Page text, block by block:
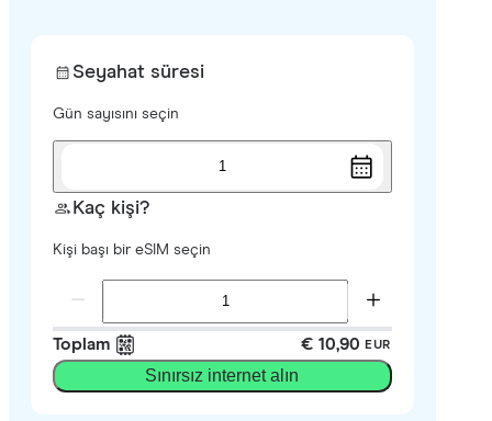
Seyahat süresi
Gün sayısını seçin
1
Kaç kişi?
Kişi başı bir eSIM seçin
Toplam € 10,90 EUR
Sınırsız internet alın